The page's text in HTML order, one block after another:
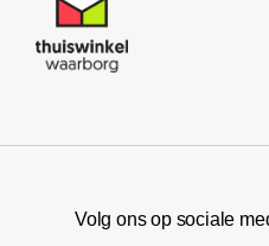
Volg ons op sociale